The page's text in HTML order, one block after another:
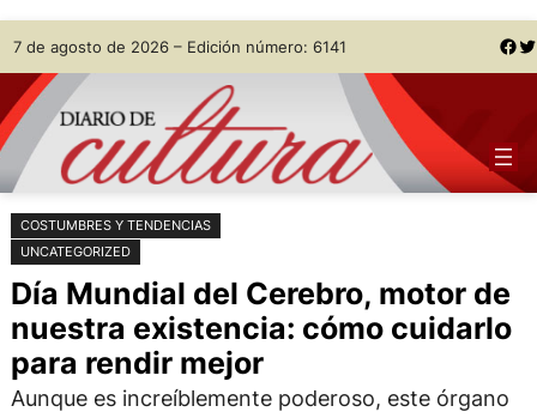
Saltar
al
contenido
Skip
to
content
7 de agosto de 2026 – Edición número: 6141 Facebook Twitter
COSTUMBRES Y TENDENCIAS
UNCATEGORIZED
Día Mundial del Cerebro, motor de
nuestra existencia: cómo cuidarlo
para rendir mejor
Aunque es increíblemente poderoso, este órgano